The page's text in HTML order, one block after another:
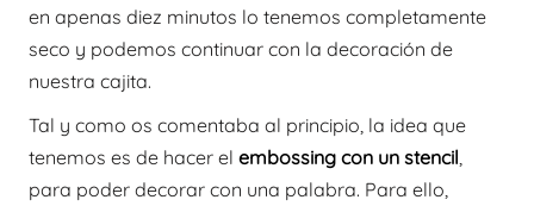
en apenas diez minutos lo tenemos completamente
seco y podemos continuar con la decoración de
nuestra cajita.
Tal y como os comentaba al principio, la idea que
tenemos es de hacer el embossing con un stencil,
para poder decorar con una palabra. Para ello,